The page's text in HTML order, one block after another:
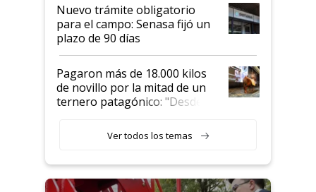
Nuevo trámite obligatorio
para el campo: Senasa fijó un
plazo de 90 días
Pagaron más de 18.000 kilos
de novillo por la mitad de un
ternero patagónico: "Desde
llamar la atención"
Ver todos los temas